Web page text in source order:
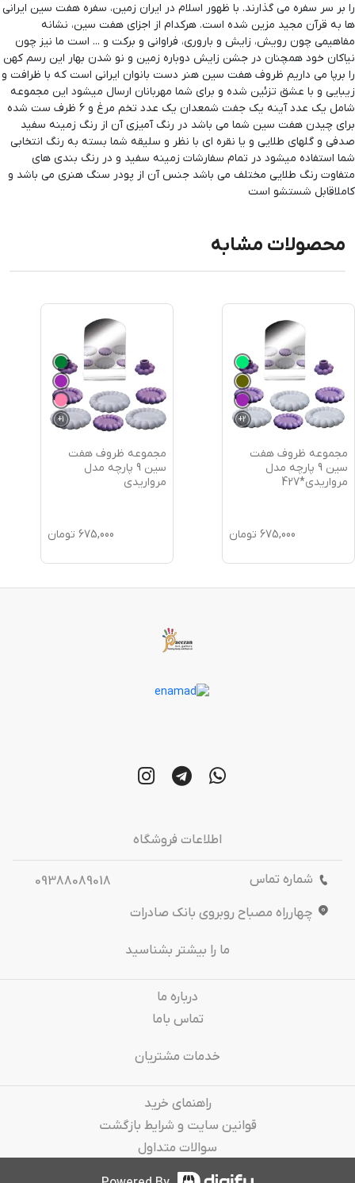
را بر سر سفره می گذارند. با ظهور اسلام در ایران زمین، سفره هفت سین ایرانی
ها به قرآن مجید مزین شده است. هرکدام از اجزای هفت سین، نشانه
مفاهیمی چون رویش، زایش و باروری، فراوانی و برکت و ... است ما نیز چون
نیاکان خود همچنان در جشن زایش دوباره زمین و نو شدن بهار این رسم کهن
را برپا می داریم ظروف هفت سین هنر دست بانوان ایرانی است که با ظرافت و
زیبایی و با عشق تزئین شده و برای شما مهربانان ارسال میشود این مجموعه
شامل یک عدد آینه یک جفت شمعدان یک عدد تخم مرغ و 6 ظرف ست شده
برای چیدن هفت سین شما می باشد در رنگ آمیزی آن از رنگ زمینه سفید
صدفی و گلهای طلایی و یا نقره ای با نظر و سلیقه شما بسته به رنگ انتخابی
شما استفاده میشود در تمام سفارشات زمینه سفید و در رنگ بندی های
متفاوت رنگ طلایی مختلف می باشد جنس آن از پودر سنگ هنری می باشد و
کاملاقابل شستشو است
محصولات مشابه
2
+
مجموعه ظروف هفت
سین 9 پارچه مدل
مرواریدی*427
675,000 تومان
1
+
مجموعه ظروف هفت
سین 9 پارچه مدل
مرواریدی
675,000 تومان
اطلاعات فروشگاه
شماره تماس
09388089018
چهارراه مصباح روبروی بانک صادرات
ما را بیشتر بشناسید
درباره‌ ما
تماس باما
خدمات مشتریان
راهنمای خرید
قوانین سایت و شرایط بازگشت
سوالات متداول